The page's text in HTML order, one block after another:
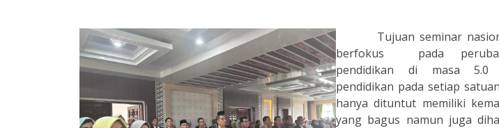
Tujuan seminar
berfokus pada
pendidikan di masa 5.0
pendidikan pada setiap
hanya dituntut memiliki
yang bagus namun juga